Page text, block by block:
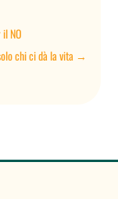
NO
chi ci dà la vita→